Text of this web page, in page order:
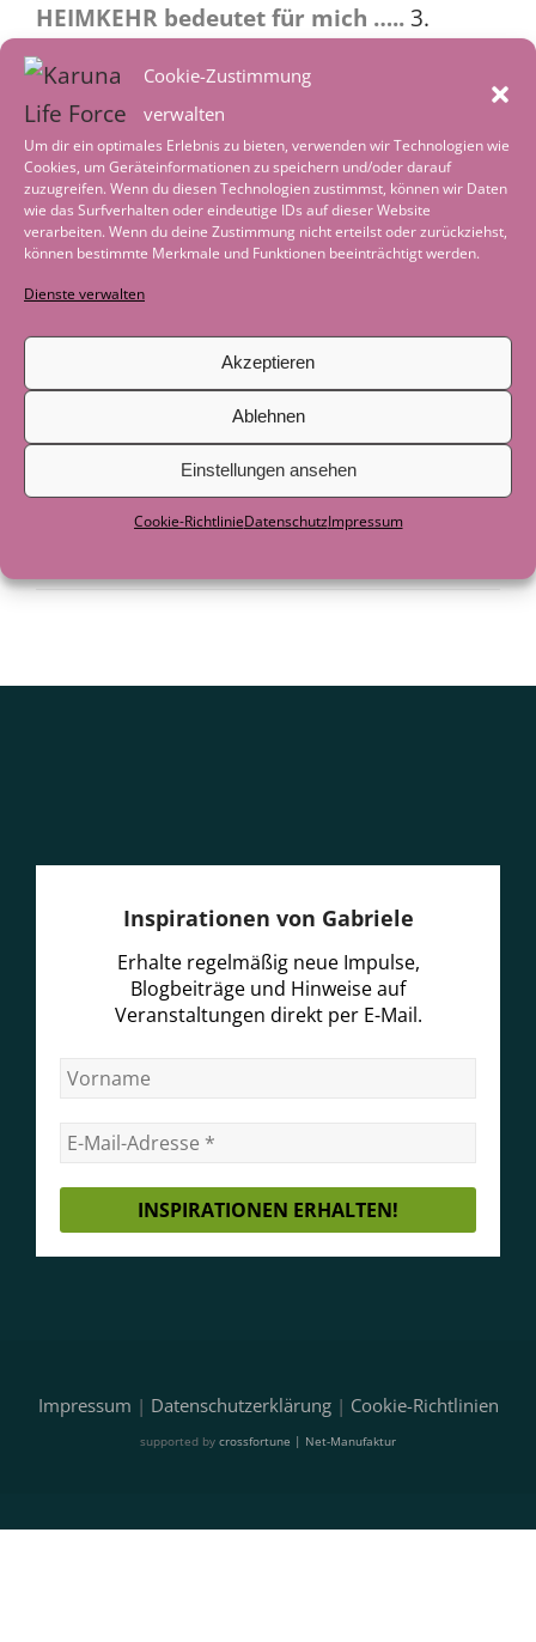
Cookie-Zustimmung
verwalten
Um dir ein optimales Erlebnis zu bieten, verwenden wir Technologien wie
Cookies, um Geräteinformationen zu speichern und/oder darauf
zuzugreifen. Wenn du diesen Technologien zustimmst, können wir Daten
wie das Surfverhalten oder eindeutige IDs auf dieser Website
verarbeiten. Wenn du deine Zustimmung nicht erteilst oder zurückziehst,
können bestimmte Merkmale und Funktionen beeinträchtigt werden.
Dienste verwalten
Akzeptieren
Ablehnen
Einstellungen ansehen
Cookie-RichtlinieDatenschutzImpressum
HEIMKEHR bedeutet für mich …..3.
August 2026
Heimkehr – in ein reguliertes
Nervensystem 2. August 2026
Worte der Achtsamkeit im August1.
August 2026
Tiefenentspannung – wenn die Welt leise
wird4. Juli 2026
Worte der Achtsamkeit im Juli
Geschichte zum Nachdenken: Als das
Boot nicht mehr gebraucht wurde29.
Als der See zum Lehrer wurde29. Juni
Inspirationen von Gabriele
Erhalte regelmäßig neue Impulse,
Blogbeiträge und Hinweise auf
Veranstaltungen direkt per E-Mail.
Impressum | Datenschutzerklärung| Cookie-Richtlinien
supported by crossfortune | Net-Manufaktur